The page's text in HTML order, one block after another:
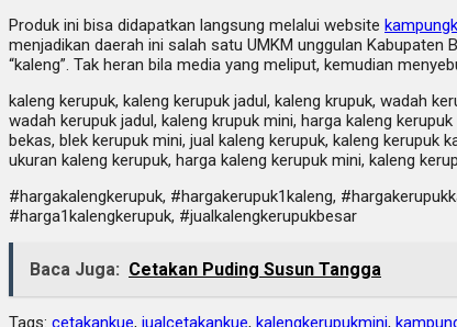
Produk ini bisa didapatkan langsung melalui website
menjadikan daerah ini salah satu UMKM unggulan
“kaleng”. Tak heran bila media yang meliput, kemudian
kaleng kerupuk, kaleng kerupuk jadul, kaleng krupuk, wadah
wadah kerupuk jadul, kaleng krupuk mini, harga kaleng
bekas, blek kerupuk mini, jual kaleng kerupuk, kaleng kerupuk
ukuran kaleng kerupuk, harga kaleng kerupuk mini, kaleng
#hargakalengkerupuk, #hargakerupuk1kaleng,
#harga1kalengkerupuk, #jualkalengkerupukbesar
Baca Juga: Cetakan Puding Susun Tangga
Tags: cetakankue, jualcetakankue, kalengkerupukmini,